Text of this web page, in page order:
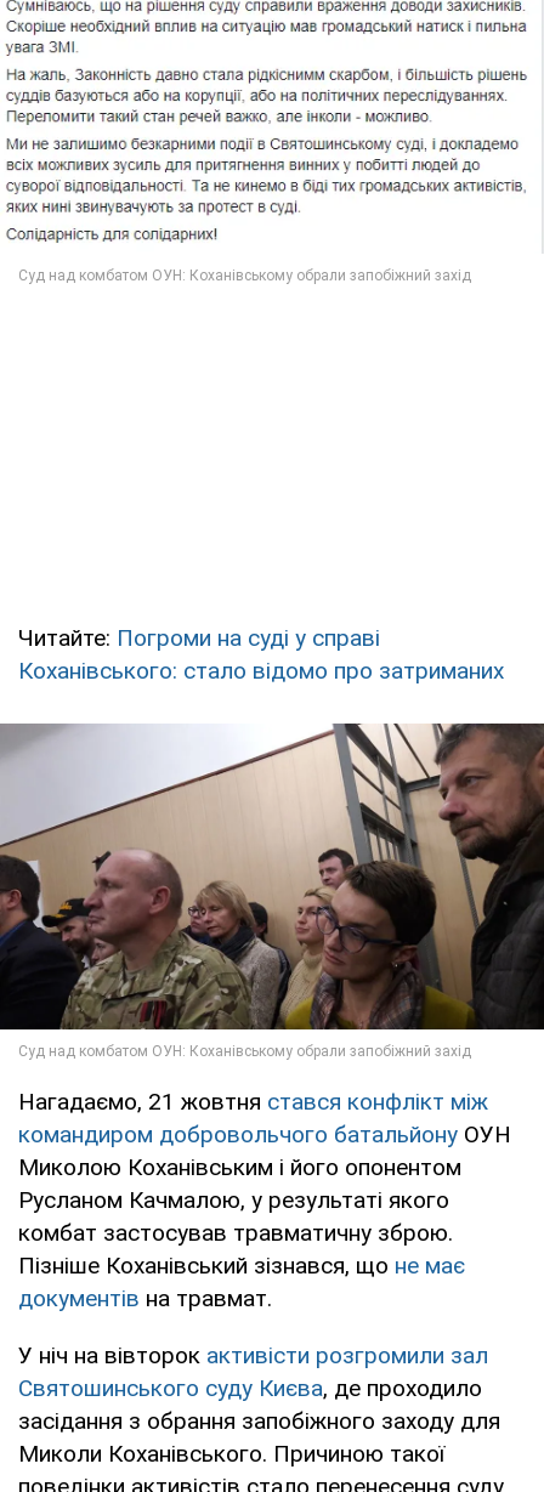
Читайте: Погроми на суді у справі
Коханівського: стало відомо про затриманих
Нагадаємо, 21 жовтня стався конфлікт між
командиром добровольчого батальйону ОУН
Миколою Коханівським і його опонентом
Русланом Качмалою, у результаті якого
комбат застосував травматичну зброю.
Пізніше Коханівський зізнався, що не має
документів на травмат.
У ніч на вівторок активісти розгромили зал
Святошинського суду Києва, де проходило
засідання з обрання запобіжного заходу для
Миколи Коханівського. Причиною такої